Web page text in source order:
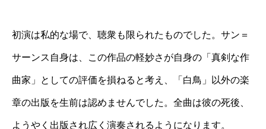
初演は私的な場で、聴衆も限られたものでした。サン＝
サーンス自身は、この作品の軽妙さが自身の「真剣な作
曲家」としての評価を損ねると考え、「白鳥」以外の楽
章の出版を生前は認めませんでした。全曲は彼の死後、
ようやく出版され広く演奏されるようになります。